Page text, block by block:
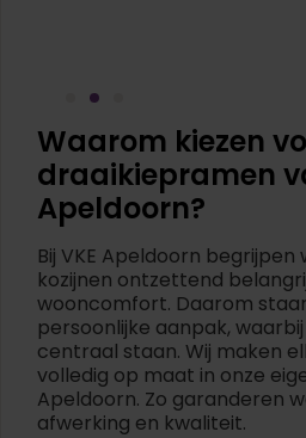
Waarom kiezen
draaikiepramen
Apeldoorn?
Bij VKE Apeldoorn begrijpen
kozijnen ontzettend
wooncomfort. Daarom
persoonlijke aanpak,
centraal staan. Wij maken
volledig op maat in onze
Apeldoorn. Zo garanderen
afwerking en kwaliteit.